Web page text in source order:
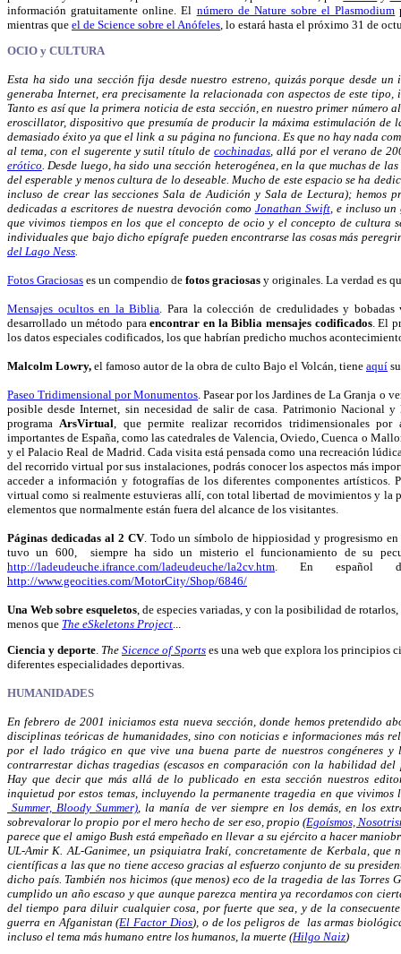
información gratuitamente online. El número de Nature sobre el Plasmodium
mientras que el de Science sobre el Anófeles , lo estará hasta el próximo 31 de
OCIO y CULTURA
Esta ha sido una sección fija desde nuestro estreno, quizás porque desde
generaba Internet, era precisamente la relacionada con aspectos de este
Tanto es así que la primera noticia de esta sección, en nuestro primer número
eroscillator, dispositivo que presumía de producir la máxima estimulación de
demasiado éxito ya que el link a su página no funciona. Es que no hay nada
al tema, con el sugerente y sutil título decochinadas , allá por el verano de
erótico . Desde luego, ha sido una sección heterogénea, en la que muchas de
del esperable y menos cultura de lo deseable. Mucho de este espacio se ha
incluso de crear las secciones Sala de Audición y Sala de Lectura); hemos
dedicadas a escritores de nuestra devoción como Jonathan Swift, e incluso un
que vivimos tiempos en los que el concepto de ocio y el concepto de cultura
individuales que bajo dicho epígrafe pueden encontrarse las cosas más
del Lago Ness
Fotos Graciosas es un compendio de fotos graciosas y originales. La verdad es
Mensajes ocultos en la Biblia . Para la colección de credulidades y
desarrollado un método paraencontrar en la Biblia mensajes codificados. El
los datos especiales codificados, los que habrían predicho muchos
Malcolm Lowry, el famoso autor de la obra de culto Bajo el Volcán, tiene aquí
Paseo Tridimensional por Monumentos . Pasear por los Jardines de La Granja o
posible desde Internet, sin necesidad de salir de casa. Patrimonio Nacional
programa ArsVirtual , que permite realizar recorridos tridimensionales
importantes de España, como las catedrales de Valencia, Oviedo, Cuenca o
y el Palacio Real de Madrid. Cada visita está pensada como una recreación
del recorrido virtual por sus instalaciones, podrás conocer los aspectos más
acceder a información y fotografías de los diferentes componentes artísticos.
virtual como si realmente estuvieras allí, con total libertad de movimientos y la
elementos que normalmente están fuera del alcance de los visitantes.
Páginas dedicadas al 2 CV. Todo un símbolo de hippiosidad y progresismo
tuvo un 600, siempre ha sido un misterio el funcionamiento de su
http://ladeudeuche.ifrance.com/ladeudeuche/la2cv.htm . En español
http://www.geocities.com/MotorCity/Shop/6846/
Una Web sobre esqueletos , de especies variadas, y con la posibilidad de
menos que The eSkeletons Project
Ciencia y deporte The Sicence of Sports es una web que explora los principios
diferentes especialidades deportivas.
HUMANIDADES
En febrero de 2001 iniciamos esta nueva sección, donde hemos pretendido
disciplinas teóricas de humanidades, sino con noticias e informaciones más
por el lado trágico en que vive una buena parte de nuestros congéneres y
contrarrestar dichas tragedias (escasos en comparación con la habilidad
Hay que decir que más allá de lo publicado en esta sección nuestros
inquietud por estos temas, incluyendo la permanente tragedia en que vivimos
Summer, Bloody Summer) , la manía de ver siempre en los demás, en los
sobrevalorar lo propio por el mero hecho de ser eso, propio (Egoísmos,
parece que el amigo Bush está empeñado en llevar a su ejército a hacer
UL-Amir K. AL-Ganimee, un psiquiatra Irakí, concretamente de Kerbala,
científicas a las que no tiene acceso gracias al esfuerzo conjunto de su
dicho país. También nos hicimos (que menos) eco de la tragedia de las Torres
cumplido un año escaso y que aunque parezca mentira ya recordamos con
del tiempo para diluir cualquier cosa, por fuerte que sea, y de la
guerra en Afganistan (El Factor Dios), o de los peligros de las armas
incluso el tema más humano entre los humanos, la muerte (Hilgo Naiz)